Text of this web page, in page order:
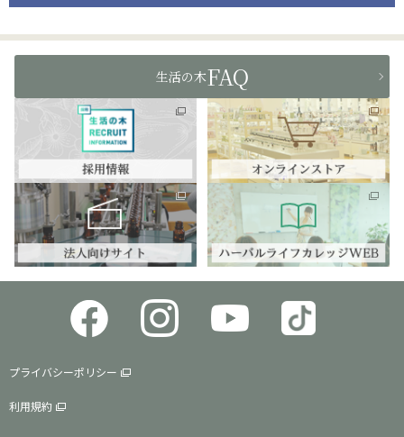
生活の木FAQ
プライバシーポリシー
利用規約